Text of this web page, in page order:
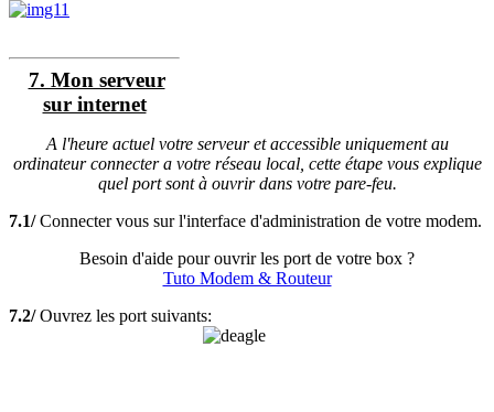
7. Mon serveur
sur internet
A l'heure actuel votre serveur et accessible uniquement au
ordinateur connecter a votre réseau local, cette étape vous explique
quel port sont à ouvrir dans votre pare-feu.
7.1/Connecter vous sur l'interface d'administration de votre modem.
Besoin d'aide pour ouvrir les port de votre box ?
Tuto Modem & Routeur
7.2/Ouvrez les port suivants: